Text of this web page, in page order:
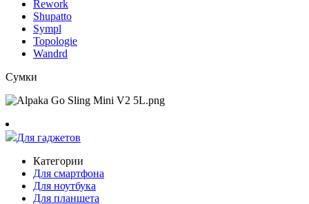
Rework
Shupatto
Sympl
Topologie
Wandrd
Сумки
Для гаджетов
Категории
Для смартфона
Для ноутбука
Для планшета